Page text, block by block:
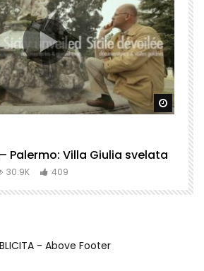
Watch
Palermo: Villa Giulia svelata
30.9K 409
- Above Footer